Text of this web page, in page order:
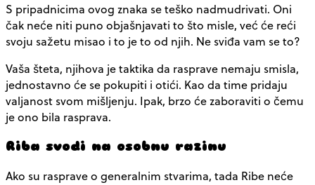
S pripadnicima ovog znaka se teško nadmudrivati. Oni
čak neće niti puno objašnjavati to što misle, već će reći
svoju sažetu misao i to je to od njih. Ne sviđa vam se to?
Vaša šteta, njihova je taktika da rasprave nemaju smisla,
jednostavno će se pokupiti i otići. Kao da time pridaju
valjanost svom mišljenju. Ipak, brzo će zaboraviti o čemu
je ono bila rasprava.
Riba svodi na osobnu razinu
Ako su rasprave o generalnim stvarima, tada Ribe neće